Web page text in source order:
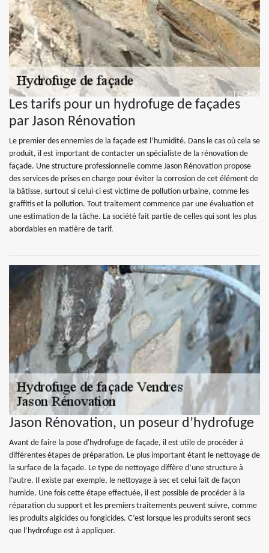
Les tarifs pour un hydrofuge de façades
par Jason Rénovation
Le premier des ennemies de la façade est l’humidité. Dans le cas où cela se
produit, il est important de contacter un spécialiste de la rénovation de
façade. Une structure professionnelle comme Jason Rénovation propose
des services de prises en charge pour éviter la corrosion de cet élément de
la bâtisse, surtout si celui-ci est victime de pollution urbaine, comme les
graffitis et la pollution. Tout traitement commence par une évaluation et
une estimation de la tâche. La société fait partie de celles qui sont les plus
abordables en matière de tarif.
Jason Rénovation, un poseur d’hydrofuge
Avant de faire la pose d'hydrofuge de façade, il est utile de procéder à
différentes étapes de préparation. Le plus important étant le nettoyage de
la surface de la façade. Le type de nettoyage diffère d’une structure à
l’autre. Il existe par exemple, le nettoyage à sec et celui fait de façon
humide. Une fois cette étape effectuée, il est possible de procéder à la
réparation du support et les premiers traitements peuvent suivre, comme
les produits algicides ou fongicides. C’est lorsque les produits seront secs
que l’hydrofuge est à appliquer.